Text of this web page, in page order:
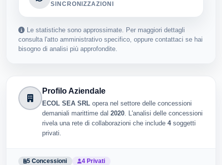
SINCRONIZZAZIONI
Le statistiche sono approssimate. Per maggiori dettagli
consulta l'atto amministrativo specifico, oppure contattaci se hai
bisogno di analisi più approfondite.
Profilo Aziendale
ECOL SEA SRL opera nel settore delle concessioni
demaniali marittime dal 2020. L'analisi delle concessioni
rivela una rete di collaborazioni che include 4soggetti
privati.
5 Concessioni 4 Privati